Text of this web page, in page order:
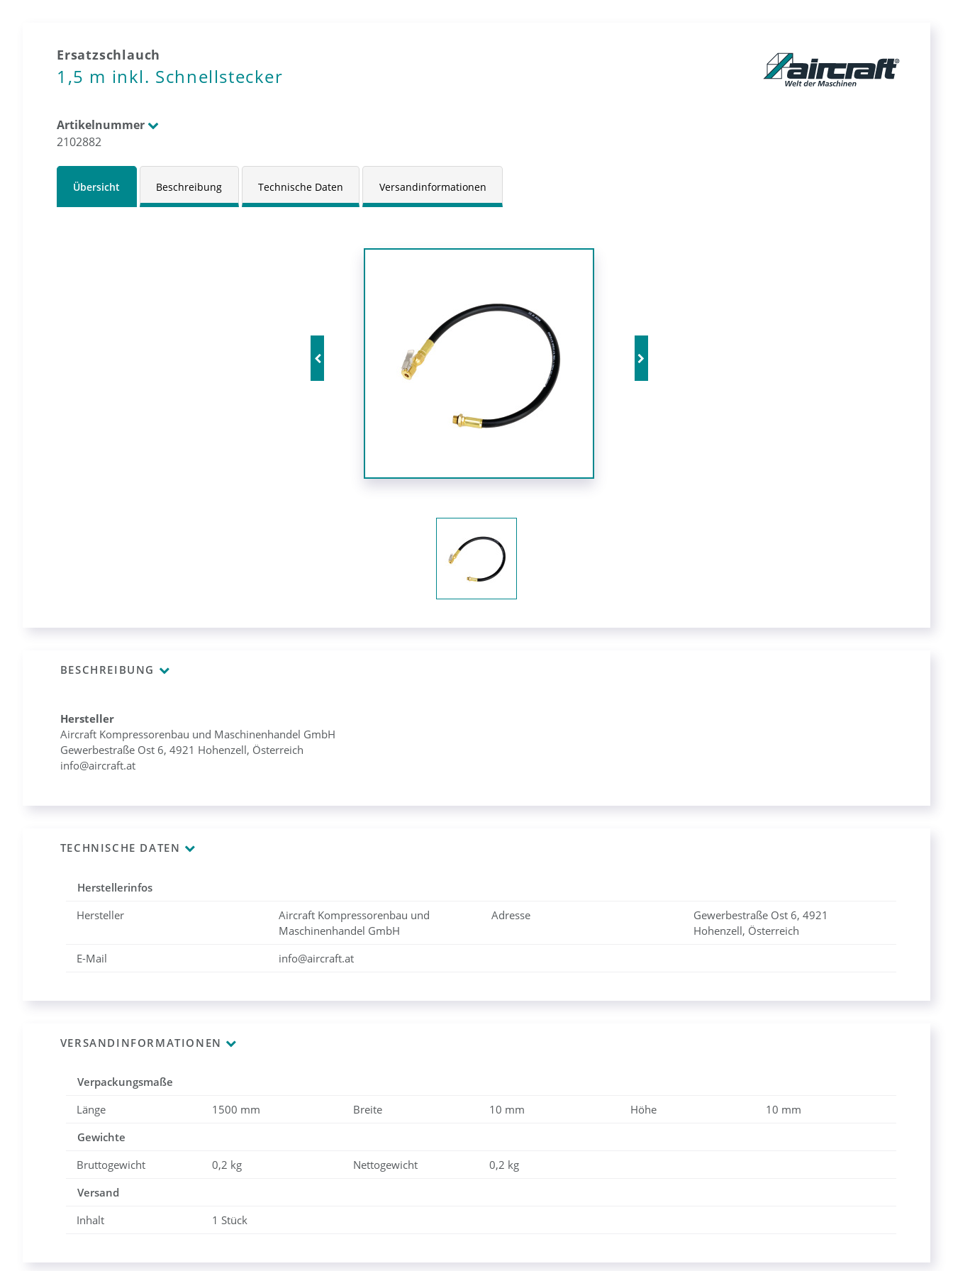
Ersatzschlauch
1,5 m inkl. Schnellstecker
Artikelnummer
2102882
Übersicht Beschreibung Technische Daten Versandinformationen
BESCHREIBUNG
Hersteller
Aircraft Kompressorenbau und Maschinenhandel GmbH
Gewerbestraße Ost 6, 4921 Hohenzell, Österreich
info@aircraft.at
TECHNISCHE DATEN
Herstellerinfos
Hersteller
Aircraft Kompressorenbau und
Maschinenhandel GmbH
Adresse
Gewerbestraße Ost 6, 4921
Hohenzell, Österreich
E-Mail
info@aircraft.at
VERSANDINFORMATIONEN
Verpackungsmaße
Länge
1500 mm Breite 10 mm Höhe
10 mm
Gewichte
Bruttogewicht
0,2 kg Nettogewicht
0,2 kg
Versand
Inhalt
1 Stück